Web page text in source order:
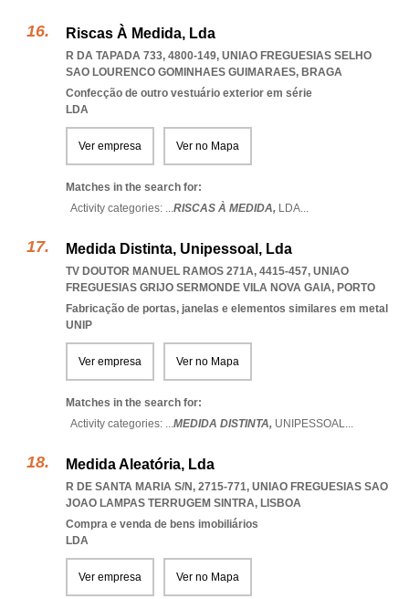
Riscas À Medida, Lda
R DA TAPADA 733, 4800-149, UNIAO FREGUESIAS SELHO
SAO LOURENCO GOMINHAES GUIMARAES, BRAGA
Confecção de outro vestuário exterior em série
LDA
Ver empresa Ver no Mapa
Matches in the search for:
Activity categories: ...RISCAS À MEDIDA, LDA...
Medida Distinta, Unipessoal, Lda
TV DOUTOR MANUEL RAMOS 271A, 4415-457, UNIAO
FREGUESIAS GRIJO SERMONDE VILA NOVA GAIA, PORTO
Fabricação de portas, janelas e elementos similares em metal
UNIP
Ver empresa Ver no Mapa
Matches in the search for:
Activity categories: ...MEDIDA DISTINTA, UNIPESSOAL...
Medida Aleatória, Lda
R DE SANTA MARIA S/N, 2715-771, UNIAO FREGUESIAS SAO
JOAO LAMPAS TERRUGEM SINTRA, LISBOA
Compra e venda de bens imobiliários
LDA
Ver empresa Ver no Mapa